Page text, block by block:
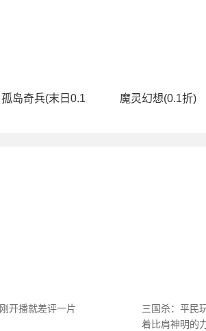
送无限连抽）)
孤岛奇兵(末日0.1折) 魔灵幻想(0.1折)
开播就差评一片
三国杀：平民
着比肩神明的